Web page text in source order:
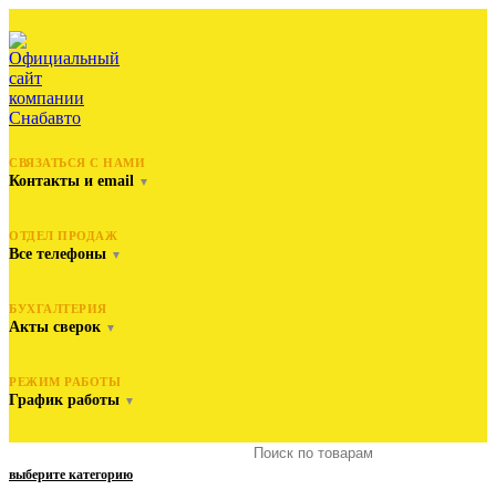
СВЯЗАТЬСЯ С НАМИ
Контакты и email ▼
ОТДЕЛ ПРОДАЖ
Все телефоны ▼
БУХГАЛТЕРИЯ
Акты сверок ▼
РЕЖИМ РАБОТЫ
График работы ▼
выберите категорию